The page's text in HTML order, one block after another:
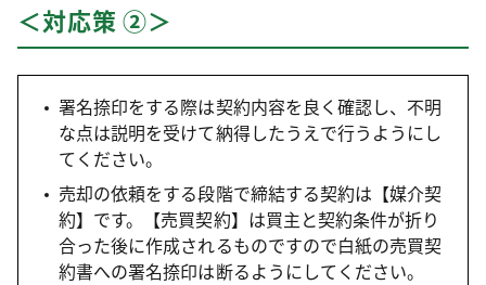
＜対応策 ②＞
署名捺印をする際は契約内容を良く確認し、不明
な点は説明を受けて納得したうえで行うようにし
てください。
売却の依頼をする段階で締結する契約は【媒介契
約】です。【売買契約】は買主と契約条件が折り
合った後に作成されるものですので白紙の売買契
約書への署名捺印は断るようにしてください。